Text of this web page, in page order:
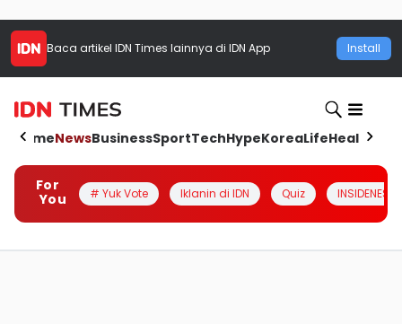
Baca artikel IDN Times lainnya di IDN App Install
HomeNewsBusinessSportTechHypeKoreaLifeHealth
For
You
# Yuk Vote Iklanin di IDN Quiz INSIDENESIA